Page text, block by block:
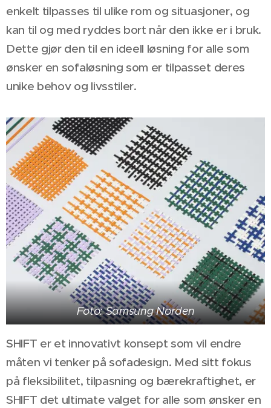
enkelt tilpasses til ulike rom og situasjoner, og
kan til og med ryddes bort når den ikke er i bruk.
Dette gjør den til en ideell løsning for alle som
ønsker en sofaløsning som er tilpasset deres
unike behov og livsstiler.
Foto: Samsung Norden
SHIFT er et innovativt konsept som vil endre
måten vi tenker på sofadesign. Med sitt fokus
på fleksibilitet, tilpasning og bærekraftighet, er
SHIFT det ultimate valget for alle som ønsker en